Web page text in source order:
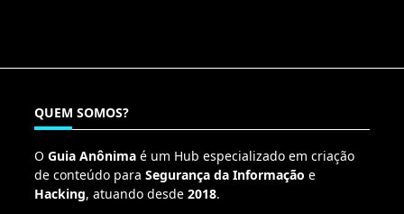
QUEM SOMOS?
O Guia Anônima é um Hub especializado em criação
de conteúdo para Segurança da Informação e
Hacking, atuando desde 2018.